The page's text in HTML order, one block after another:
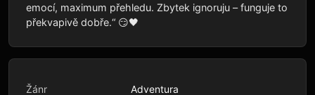
emocí, maximum přehledu. Zbytek ignoruju – funguje to
překvapivě dobře.“ 😏🖤
Žánr
Adventura